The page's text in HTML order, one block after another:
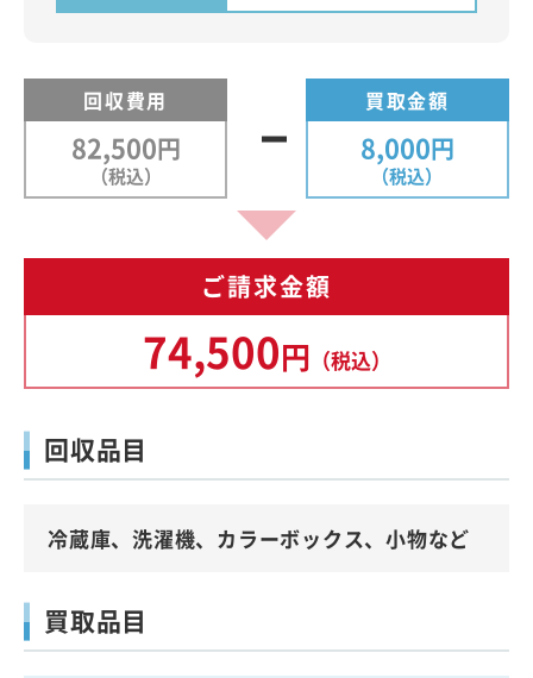
回収費用
82,500円
（税込）
買取金額
8,000円
（税込）
ご請求金額
74,500円 （税込）
回収品目
冷蔵庫、洗濯機、カラーボックス、小物など
買取品目